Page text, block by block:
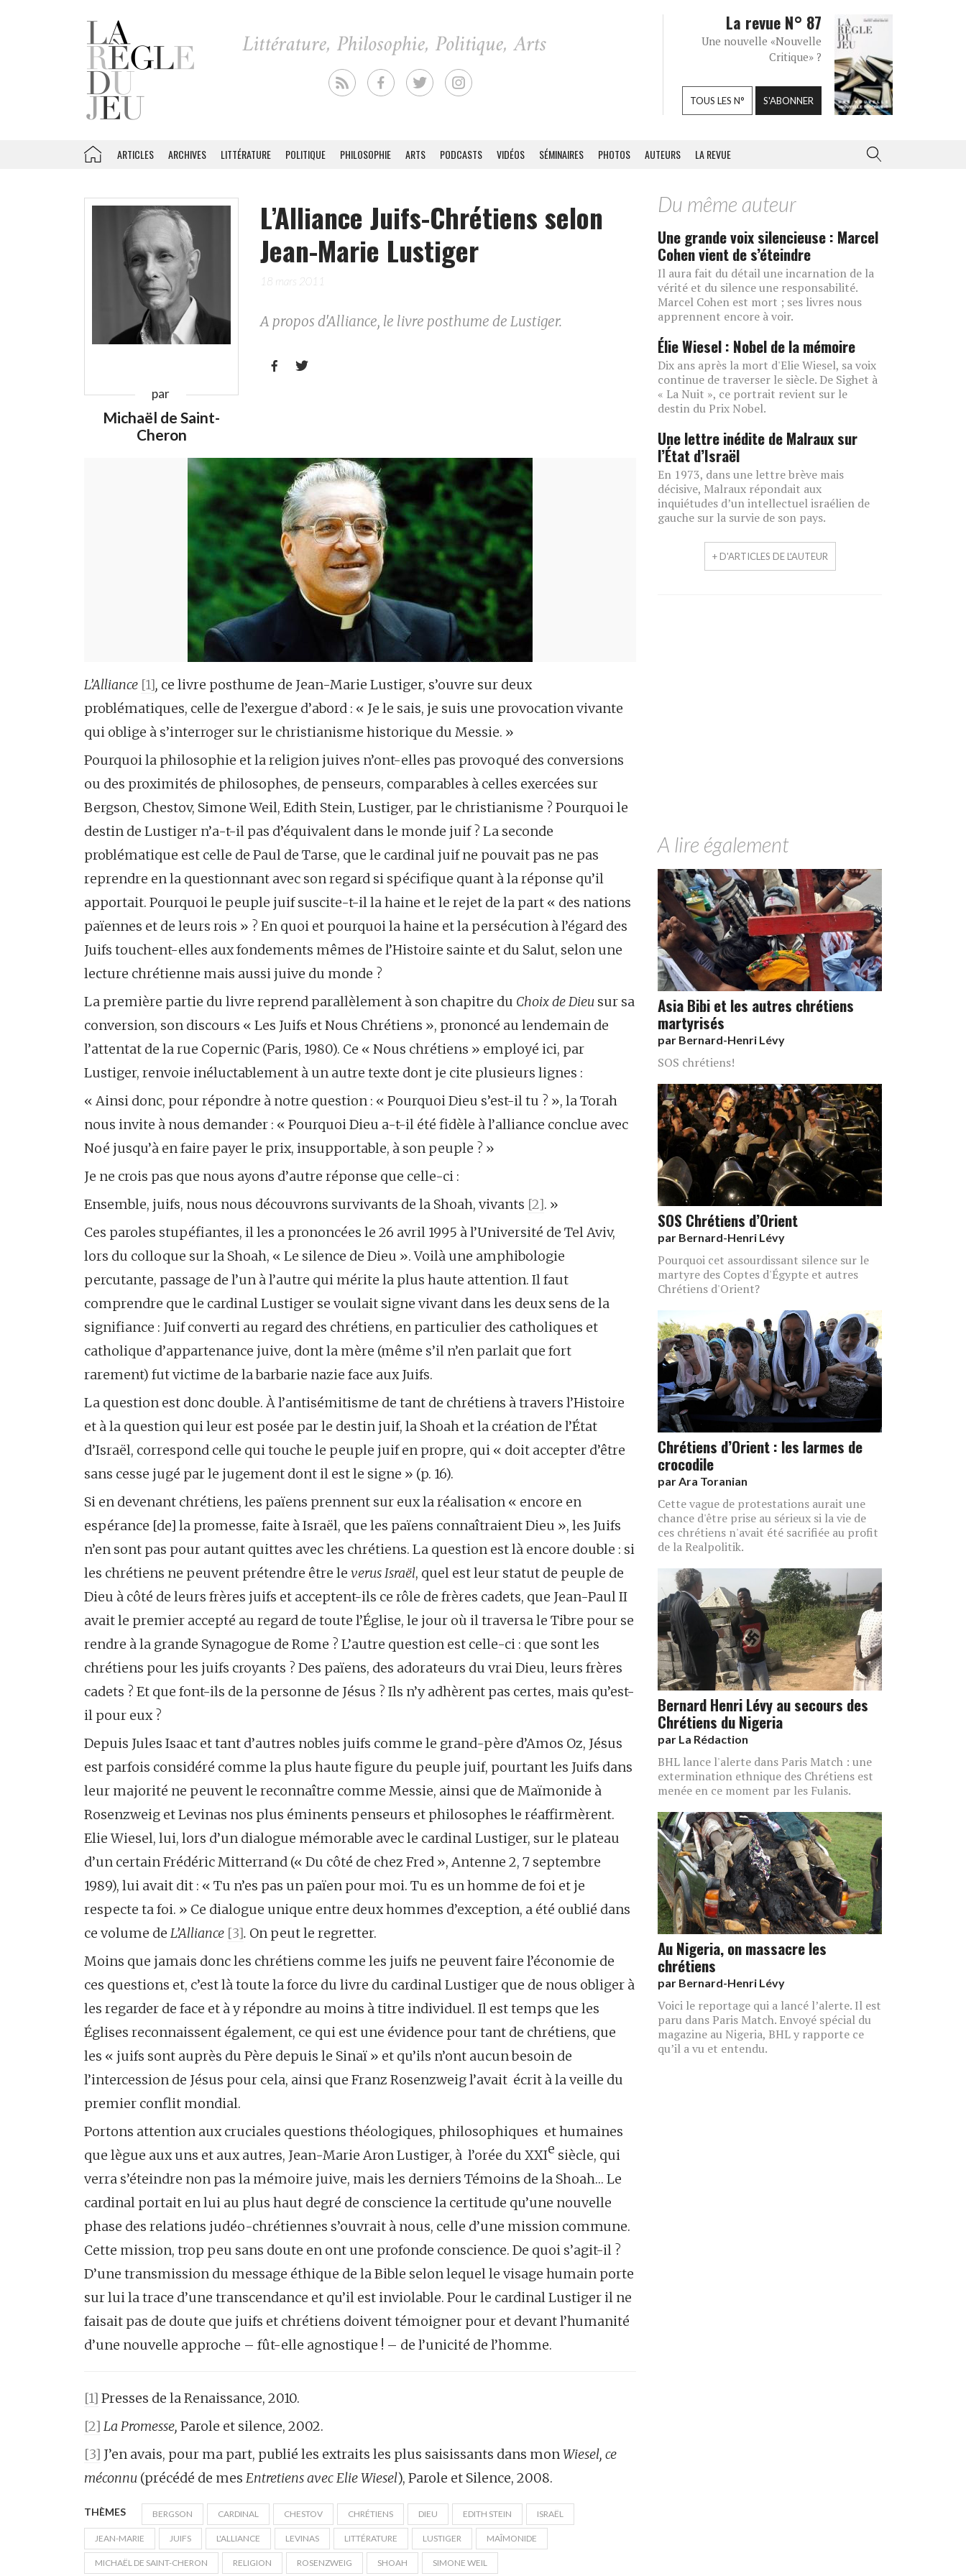
La revue N° 87
Une nouvelle «Nouvelle
Critique» ?
TOUS LES N° S'ABONNER
ARTICLES ARCHIVES LITTÉRATURE POLITIQUE PHILOSOPHIE ARTS PODCASTS VIDÉOS SÉMINAIRES PHOTOS AUTEURS LA REVUE
par
Michaël de Saint-
Cheron
L’Alliance Juifs-Chrétiens selon
Jean-Marie Lustiger
18 mars 2011
A propos d'Alliance, le livre posthume de Lustiger.
 
L’Alliance [1], ce livre posthume de Jean-Marie Lustiger, s’ouvre sur deux
problématiques, celle de l’exergue d’abord : « Je le sais, je suis une provocation vivante
qui oblige à s’interroger sur le christianisme historique du Messie. »
Pourquoi la philosophie et la religion juives n’ont-elles pas provoqué des conversions
ou des proximités de philosophes, de penseurs, comparables à celles exercées sur
Bergson, Chestov, Simone Weil, Edith Stein, Lustiger, par le christianisme ? Pourquoi le
destin de Lustiger n’a-t-il pas d’équivalent dans le monde juif ? La seconde
problématique est celle de Paul de Tarse, que le cardinal juif ne pouvait pas ne pas
reprendre en la questionnant avec son regard si spécifique quant à la réponse qu’il
apportait. Pourquoi le peuple juif suscite-t-il la haine et le rejet de la part « des nations
païennes et de leurs rois » ? En quoi et pourquoi la haine et la persécution à l’égard des
Juifs touchent-elles aux fondements mêmes de l’Histoire sainte et du Salut, selon une
lecture chrétienne mais aussi juive du monde ?
La première partie du livre reprend parallèlement à son chapitre du Choix de Dieu sur sa
conversion, son discours « Les Juifs et Nous Chrétiens », prononcé au lendemain de
l’attentat de la rue Copernic (Paris, 1980). Ce « Nous chrétiens » employé ici, par
Lustiger, renvoie inéluctablement à un autre texte dont je cite plusieurs lignes :
« Ainsi donc, pour répondre à notre question : « Pourquoi Dieu s’est-il tu ? », la Torah
nous invite à nous demander : « Pourquoi Dieu a-t-il été fidèle à l’alliance conclue avec
Noé jusqu’à en faire payer le prix, insupportable, à son peuple ? »
Je ne crois pas que nous ayons d’autre réponse que celle-ci :
Ensemble, juifs, nous nous découvrons survivants de la Shoah, vivants [2]. »
Ces paroles stupéfiantes, il les a prononcées le 26 avril 1995 à l’Université de Tel Aviv,
lors du colloque sur la Shoah, « Le silence de Dieu ». Voilà une amphibologie
percutante, passage de l’un à l’autre qui mérite la plus haute attention. Il faut
comprendre que le cardinal Lustiger se voulait signe vivant dans les deux sens de la
signifiance : Juif converti au regard des chrétiens, en particulier des catholiques et
catholique d’appartenance juive, dont la mère (même s’il n’en parlait que fort
rarement) fut victime de la barbarie nazie face aux Juifs.
La question est donc double. À l’antisémitisme de tant de chrétiens à travers l’Histoire
et à la question qui leur est posée par le destin juif, la Shoah et la création de l’État
d’Israël, correspond celle qui touche le peuple juif en propre, qui « doit accepter d’être
sans cesse jugé par le jugement dont il est le signe » (p. 16).
Si en devenant chrétiens, les païens prennent sur eux la réalisation « encore en
espérance [de] la promesse, faite à Israël, que les païens connaîtraient Dieu », les Juifs
n’en sont pas pour autant quittes avec les chrétiens. La question est là encore double : si
les chrétiens ne peuvent prétendre être le verus Israël, quel est leur statut de peuple de
Dieu à côté de leurs frères juifs et acceptent-ils ce rôle de frères cadets, que Jean-Paul II
avait le premier accepté au regard de toute l’Église, le jour où il traversa le Tibre pour se
rendre à la grande Synagogue de Rome ? L’autre question est celle-ci : que sont les
chrétiens pour les juifs croyants ? Des païens, des adorateurs du vrai Dieu, leurs frères
cadets ? Et que font-ils de la personne de Jésus ? Ils n’y adhèrent pas certes, mais qu’est-
il pour eux ?
Depuis Jules Isaac et tant d’autres nobles juifs comme le grand-père d’Amos Oz, Jésus
est parfois considéré comme la plus haute figure du peuple juif, pourtant les Juifs dans
leur majorité ne peuvent le reconnaître comme Messie, ainsi que de Maïmonide à
Rosenzweig et Levinas nos plus éminents penseurs et philosophes le réaffirmèrent.
Elie Wiesel, lui, lors d’un dialogue mémorable avec le cardinal Lustiger, sur le plateau
d’un certain Frédéric Mitterrand (« Du côté de chez Fred », Antenne 2, 7 septembre
1989), lui avait dit : « Tu n’es pas un païen pour moi. Tu es un homme de foi et je
respecte ta foi. » Ce dialogue unique entre deux hommes d’exception, a été oublié dans
ce volume de L’Alliance [3]. On peut le regretter.
Moins que jamais donc les chrétiens comme les juifs ne peuvent faire l’économie de
ces questions et, c’est là toute la force du livre du cardinal Lustiger que de nous obliger à
les regarder de face et à y répondre au moins à titre individuel. Il est temps que les
Églises reconnaissent également, ce qui est une évidence pour tant de chrétiens, que
les « juifs sont auprès du Père depuis le Sinaï » et qu’ils n’ont aucun besoin de
l’intercession de Jésus pour cela, ainsi que Franz Rosenzweig l’avait écrit à la veille du
premier conflit mondial.
Portons attention aux cruciales questions théologiques, philosophiques et humaines
que lègue aux uns et aux autres, Jean-Marie Aron Lustiger, à l’orée du XXIe siècle, qui
verra s’éteindre non pas la mémoire juive, mais les derniers Témoins de la Shoah… Le
cardinal portait en lui au plus haut degré de conscience la certitude qu’une nouvelle
phase des relations judéo-chrétiennes s’ouvrait à nous, celle d’une mission commune.
Cette mission, trop peu sans doute en ont une profonde conscience. De quoi s’agit-il ?
D’une transmission du message éthique de la Bible selon lequel le visage humain porte
sur lui la trace d’une transcendance et qu’il est inviolable. Pour le cardinal Lustiger il ne
faisait pas de doute que juifs et chrétiens doivent témoigner pour et devant l’humanité
d’une nouvelle approche – fût-elle agnostique ! – de l’unicité de l’homme.
[1] Presses de la Renaissance, 2010.
[2] La Promesse, Parole et silence, 2002.
[3] J’en avais, pour ma part, publié les extraits les plus saisissants dans monWiesel, ce
méconnu (précédé de mes Entretiens avec Elie Wiesel), Parole et Silence, 2008.
THÈMES BERGSON CARDINAL CHESTOV CHRÉTIENS DIEU EDITH STEIN ISRAËL
JEAN-MARIE JUIFS L'ALLIANCE LEVINAS LITTÉRATURE LUSTIGER MAÎMONIDE
MICHAËL DE SAINT-CHERON RELIGION ROSENZWEIG SHOAH SIMONE WEIL
Du même auteur
Une grande voix silencieuse : Marcel
Cohen vient de s’éteindre
Il aura fait du détail une incarnation de la
vérité et du silence une responsabilité.
Marcel Cohen est mort ; ses livres nous
apprennent encore à voir.
Élie Wiesel : Nobel de la mémoire
Dix ans après la mort d'Elie Wiesel, sa voix
continue de traverser le siècle. De Sighet à
« La Nuit », ce portrait revient sur le
destin du Prix Nobel.
Une lettre inédite de Malraux sur
l’État d’Israël
En 1973, dans une lettre brève mais
décisive, Malraux répondait aux
inquiétudes d’un intellectuel israélien de
gauche sur la survie de son pays.
+ D'ARTICLES DE L'AUTEUR
A lire également
Asia Bibi et les autres chrétiens
martyrisés
par Bernard-Henri Lévy
SOS chrétiens!
SOS Chrétiens d’Orient
par Bernard-Henri Lévy
Pourquoi cet assourdissant silence sur le
martyre des Coptes d'Égypte et autres
Chrétiens d'Orient?
Chrétiens d’Orient : les larmes de
crocodile
par Ara Toranian
Cette vague de protestations aurait une
chance d'être prise au sérieux si la vie de
ces chrétiens n'avait été sacrifiée au profit
de la Realpolitik.
Bernard Henri Lévy au secours des
Chrétiens du Nigeria
par La Rédaction
BHL lance l'alerte dans Paris Match : une
extermination ethnique des Chrétiens est
menée en ce moment par les Fulanis.
Au Nigeria, on massacre les
chrétiens
par Bernard-Henri Lévy
Voici le reportage qui a lancé l’alerte. Il est
paru dans Paris Match. Envoyé spécial du
magazine au Nigeria, BHL y rapporte ce
qu’il a vu et entendu.